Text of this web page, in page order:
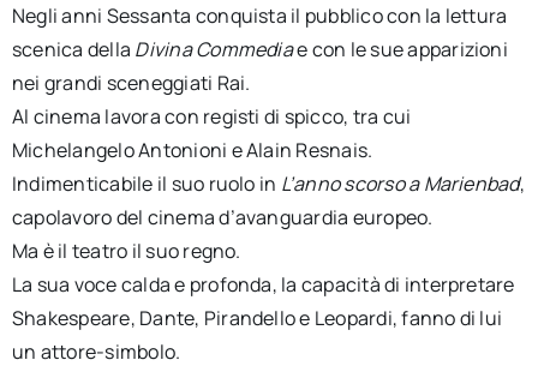
Negli anni Sessanta conquista il pubblico con la lettura
scenica della Divina Commediae con le sue apparizioni
nei grandi sceneggiati Rai.
Al cinema lavora con registi di spicco, tra cui
Michelangelo Antonioni e Alain Resnais.
Indimenticabile il suo ruolo in L’anno scorso a Marienbad,
capolavoro del cinema d’avanguardia europeo.
Ma è il teatro il suo regno.
La sua voce calda e profonda, la capacità di interpretare
Shakespeare, Dante, Pirandello e Leopardi, fanno di lui
un attore-simbolo.